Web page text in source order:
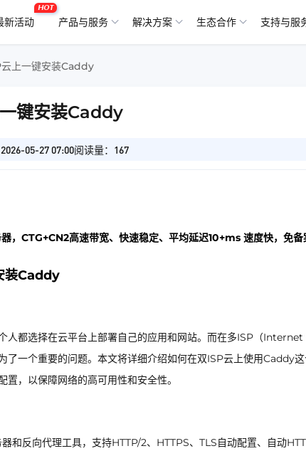
新活动
HOT
产品与服务 解决方案 生态合作 支持与服
上一键安装Caddy
键安装Caddy
05-27 07:00阅读量：167
，CTG+CN2高速带宽、快速稳定、平均延迟10+ms 速度快，免备
装Caddy
人都选择在云平台上部署自己的应用和网站。而在多ISP（
了一个重要的问题。本文将详细介绍如何在双ISP云上使用Caddy
置，以保障网络的高可用性和安全性。
和反向代理工具，支持HTTP/2、HTTPS、TLS自动配置、自动